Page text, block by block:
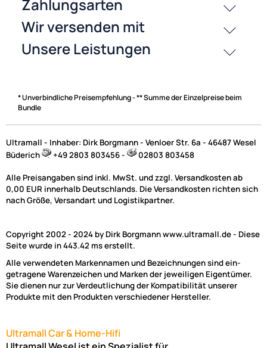
History
Zahlungsarten
* Unverbindliche Preisempfehlung - ** Summe der Einzelpreise beim
Bundle
Ultramall - Inhaber: Dirk Borgmann - Venloer Str. 6a - 46487 Wesel
Büderich
+49 2803 803456 - 02803 803458
Alle Preisangaben sind inkl. MwSt. und zzgl. Versandkosten ab
0,00 EUR innerhalb Deutschlands. Die Versandkosten richten sich
nach Größe, Versandart und Logistikpartner.
Copyright 2002 - 2024 by Dirk Borgmann www.ultramall.de - Diese
Seite wurde in 443.42 ms erstellt.
Alle verwendeten Markennamen und Bezeichnungen sind ein-
getragene Warenzeichen und Marken der jeweiligen Eigentümer.
Sie dienen nur zur Verdeutlichung der Kompatibilität unserer
Produkte mit den Produkten verschiedener Hersteller.
Ultramall Car & Home-Hifi